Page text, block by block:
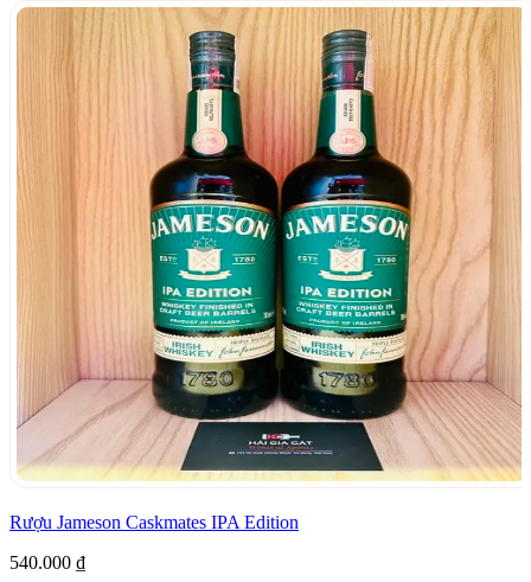
Rượu Jameson Caskmates IPA Edition
540.000 ₫